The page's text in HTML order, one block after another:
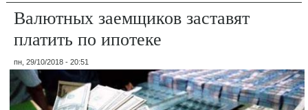
Валютных заемщиков заставят
платить по ипотеке
пн, 29/10/2018 - 20:51